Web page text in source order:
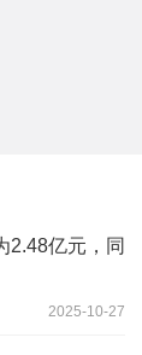
2.48亿元，同
2025-10-27